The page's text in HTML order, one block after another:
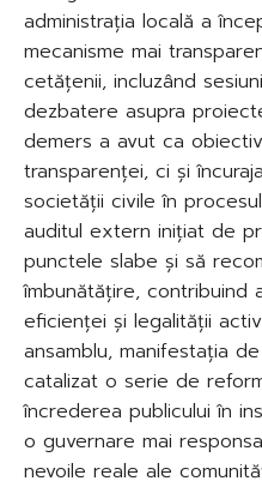
administrația locală a
mecanisme mai
cetățenii, incluzând
dezbatere asupra
demers a avut ca
transparenței, ci și
societății civile în
auditul extern inițiat de
punctele slabe și să
îmbunătățire, contribuind
eficienței și legalității
ansamblu, manifestația
catalizat o serie de
încrederea publicului în
o guvernare mai
nevoile reale ale